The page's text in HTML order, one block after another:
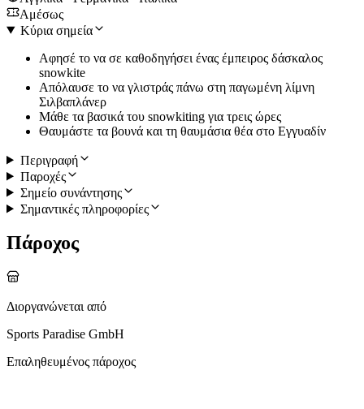
Αμέσως
Κύρια σημεία
Αφησέ το να σε καθοδηγήσει ένας έμπειρος δάσκαλος
snowkite
Απόλαυσε το να γλιστράς πάνω στη παγωμένη λίμνη
Σιλβαπλάνερ
Μάθε τα βασικά του snowkiting για τρεις ώρες
Θαυμάστε τα βουνά και τη θαυμάσια θέα στο Εγγυαδίν
Περιγραφή
Παροχές
Σημείο συνάντησης
Σημαντικές πληροφορίες
Πάροχος
Διοργανώνεται από
Sports Paradise GmbH
Επαληθευμένος πάροχος